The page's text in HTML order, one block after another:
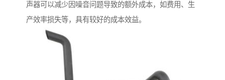
声器可以减少因噪音问题导致的额外成本，如费用、生
产效率损失等，具有较好的成本效益。